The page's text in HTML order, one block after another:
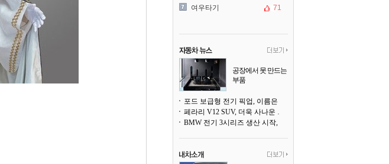
여우타기
71
공장에서 못 만드는
부품
어낸다
페라리 V12 SUV, 더욱 사나운 얼굴로 돌아온다